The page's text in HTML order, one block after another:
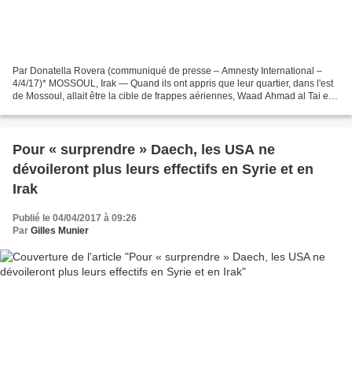
Par Donatella Rovera (communiqué de presse – Amnesty International –
4/4/17)* MOSSOUL, Irak — Quand ils ont appris que leur quartier, dans l'est
de Mossoul, allait être la cible de frappes aériennes, Waad Ahmad al Tai et
Pour « surprendre » Daech, les USA ne
dévoileront plus leurs effectifs en Syrie et en
Irak
Publié le 04/04/2017 à 09:26
Par Gilles Munier